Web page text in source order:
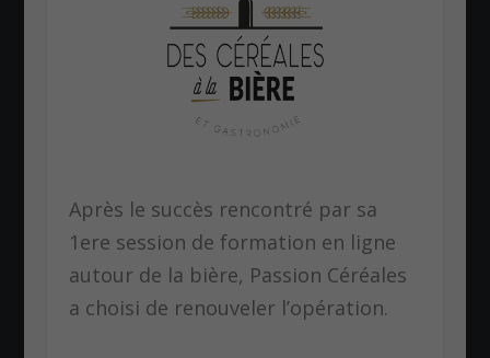
Après le succès rencontré par sa
1ere session de formation en ligne
autour de la bière, Passion Céréales
a choisi de renouveler l’opération.